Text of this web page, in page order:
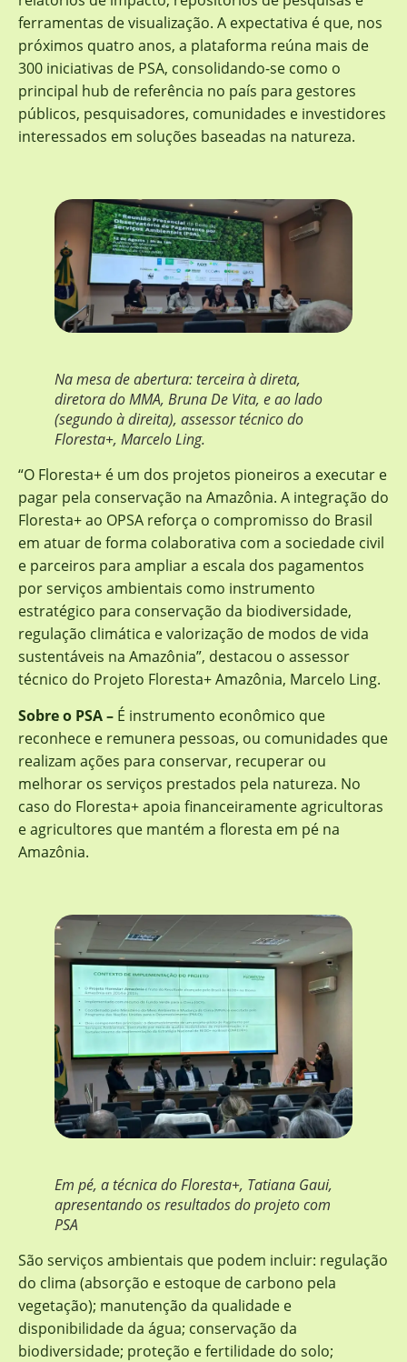
ferramentas de visualização. A expectativa é que, nos
próximos quatro anos, a plataforma reúna mais de
300 iniciativas de PSA, consolidando-se como o
principal hub de referência no país para gestores
públicos, pesquisadores, comunidades e investidores
interessados em soluções baseadas na natureza.
Na mesa de abertura: terceira à direta,
diretora do MMA, Bruna De Vita, e ao lado
(segundo à direita), assessor técnico do
Floresta+, Marcelo Ling.
“O Floresta+ é um dos projetos pioneiros a executar e
pagar pela conservação na Amazônia. A integração do
Floresta+ ao OPSA reforça o compromisso do Brasil
em atuar de forma colaborativa com a sociedade civil
e parceiros para ampliar a escala dos pagamentos
por serviços ambientais como instrumento
estratégico para conservação da biodiversidade,
regulação climática e valorização de modos de vida
sustentáveis na Amazônia”, destacou o assessor
técnico do Projeto Floresta+ Amazônia, Marcelo Ling.
Sobre o PSA – É instrumento econômico que
reconhece e remunera pessoas, ou comunidades que
realizam ações para conservar, recuperar ou
melhorar os serviços prestados pela natureza. No
caso do Floresta+ apoia financeiramente agricultoras
e agricultores que mantém a floresta em pé na
Amazônia.
Em pé, a técnica do Floresta+, Tatiana Gaui,
apresentando os resultados do projeto com
PSA
São serviços ambientais que podem incluir: regulação
do clima (absorção e estoque de carbono pela
vegetação); manutenção da qualidade e
disponibilidade da água; conservação da
biodiversidade; proteção e fertilidade do solo;